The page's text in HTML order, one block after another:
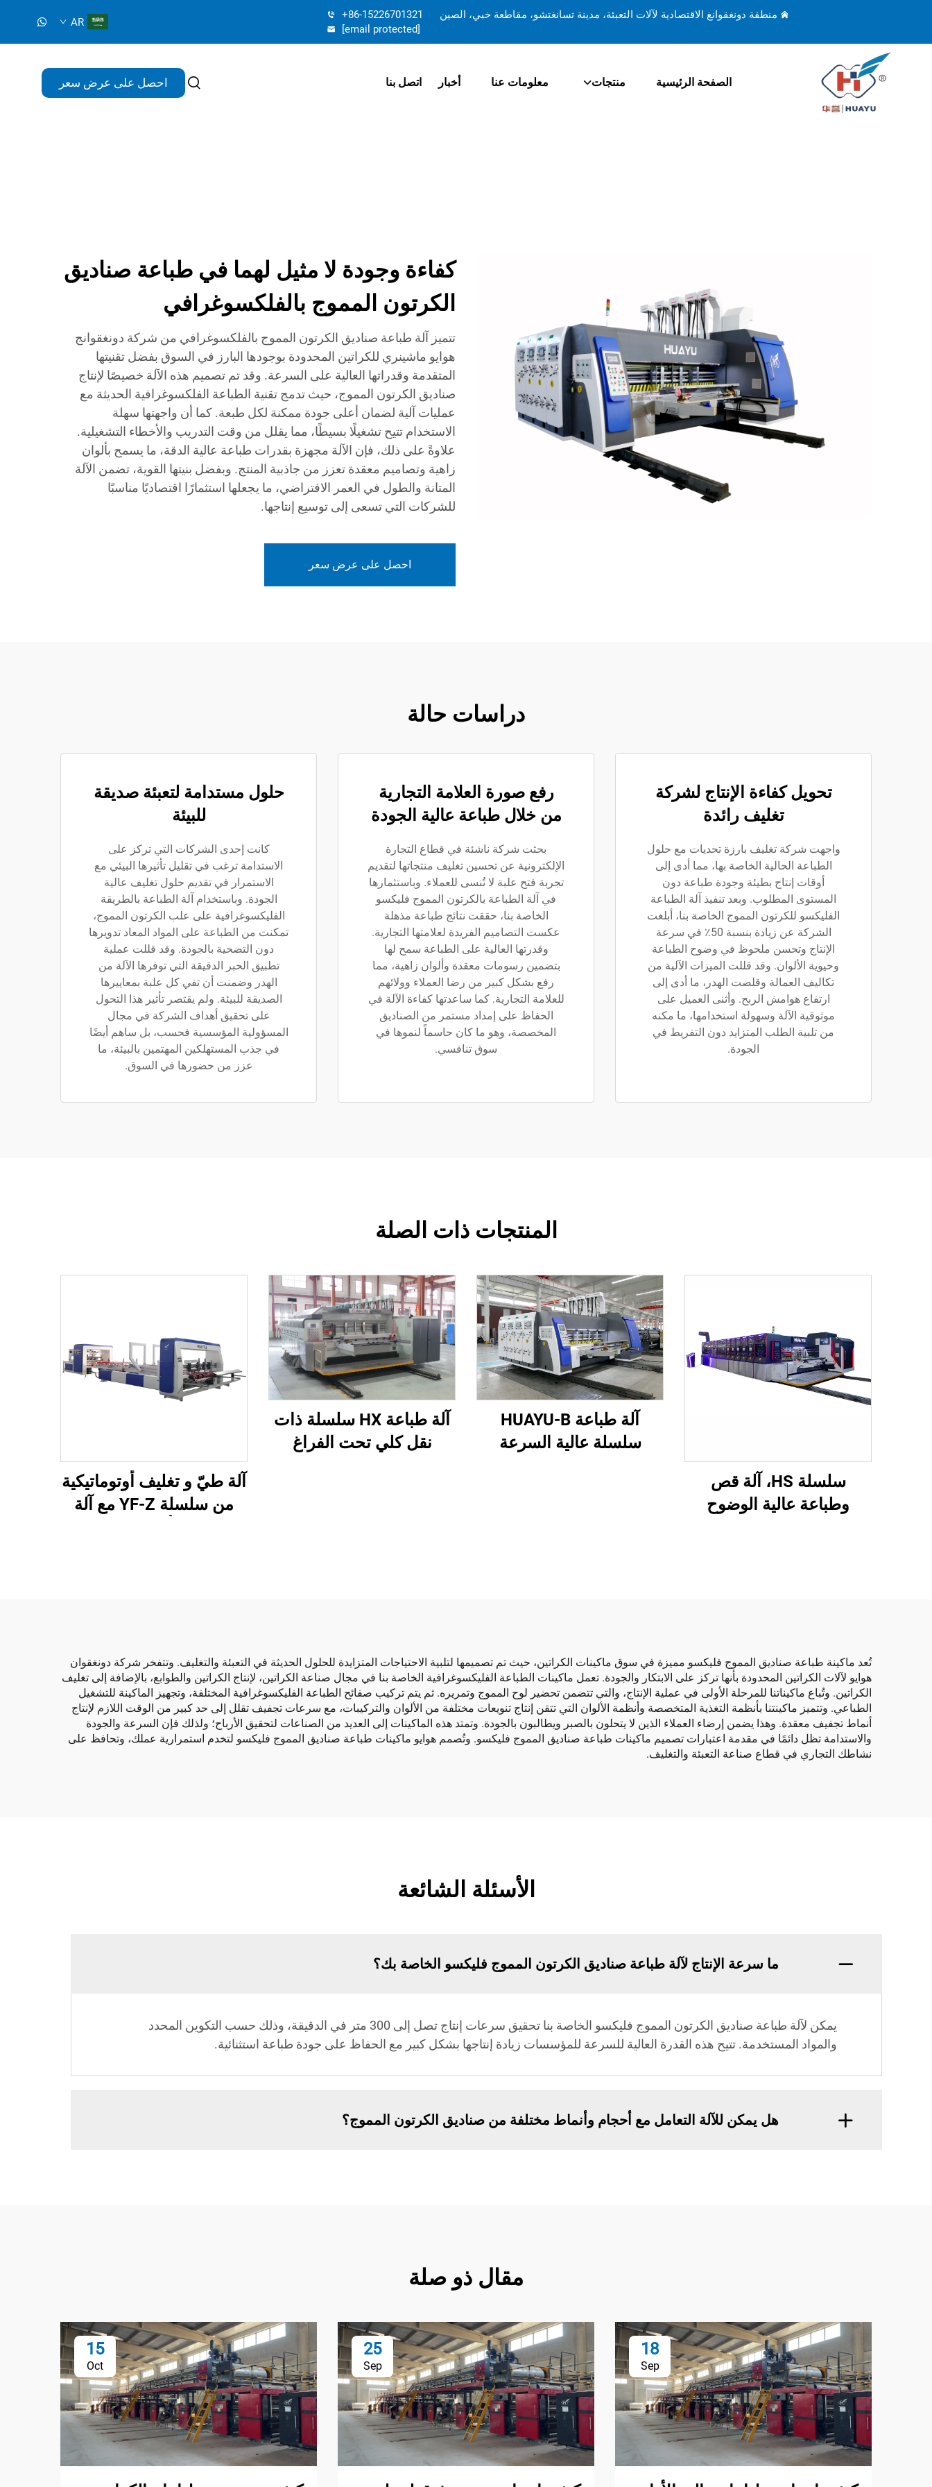
منطقة دونغقوانغ الاقتصادية لآلات التعبئة، مدينة تسانغتشو، مقاطعة خبي، الصين
+86-15226701321
[email protected]
AR
الصفحة الرئيسية منتجات معلومات عنا أخبار اتصل بنا احصل على عرض سعر
كفاءة وجودة لا مثيل لهما في طباعة صناديق
الكرتون المموج بالفلكسوغرافي
تتميز آلة طباعة صناديق الكرتون المموج بالفلكسوغرافي من شركة دونغقوانج
هوايو ماشينري للكراتين المحدودة بوجودها البارز في السوق بفضل تقنيتها
المتقدمة وقدراتها العالية على السرعة. وقد تم تصميم هذه الآلة خصيصًا لإنتاج
صناديق الكرتون المموج، حيث تدمج تقنية الطباعة الفلكسوغرافية الحديثة مع
عمليات آلية لضمان أعلى جودة ممكنة لكل طبعة. كما أن واجهتها سهلة
الاستخدام تتيح تشغيلًا بسيطًا، مما يقلل من وقت التدريب والأخطاء التشغيلية.
علاوةً على ذلك، فإن الآلة مجهزة بقدرات طباعة عالية الدقة، ما يسمح بألوان
زاهية وتصاميم معقدة تعزز من جاذبية المنتج. وبفضل بنيتها القوية، تضمن الآلة
المتانة والطول في العمر الافتراضي، ما يجعلها استثمارًا اقتصاديًا مناسبًا
للشركات التي تسعى إلى توسيع إنتاجها.
احصل على عرض سعر
دراسات حالة
تحويل كفاءة الإنتاج لشركة
تغليف رائدة
واجهت شركة تغليف بارزة تحديات مع حلول
الطباعة الحالية الخاصة بها، مما أدى إلى
أوقات إنتاج بطيئة وجودة طباعة دون
المستوى المطلوب. وبعد تنفيذ آلة الطباعة
الفليكسو للكرتون المموج الخاصة بنا، أبلغت
الشركة عن زيادة بنسبة 50٪ في سرعة
الإنتاج وتحسن ملحوظ في وضوح الطباعة
وحيوية الألوان. وقد قللت الميزات الآلية من
تكاليف العمالة وقلصت الهدر، ما أدى إلى
ارتفاع هوامش الربح. وأثنى العميل على
موثوقية الآلة وسهولة استخدامها، ما مكنه
من تلبية الطلب المتزايد دون التفريط في
الجودة.
رفع صورة العلامة التجارية
من خلال طباعة عالية الجودة
بحثت شركة ناشئة في قطاع التجارة
الإلكترونية عن تحسين تغليف منتجاتها لتقديم
تجربة فتح علبة لا تُنسى للعملاء. وباستثمارها
في آلة الطباعة بالكرتون المموج فليكسو
الخاصة بنا، حققت نتائج طباعة مذهلة
عكست التصاميم الفريدة لعلامتها التجارية.
وقدرتها العالية على الطباعة سمح لها
بتضمين رسومات معقدة وألوان زاهية، مما
رفع بشكل كبير من رضا العملاء وولائهم
للعلامة التجارية. كما ساعدتها كفاءة الآلة في
الحفاظ على إمداد مستمر من الصناديق
المخصصة، وهو ما كان حاسماً لنموها في
سوق تنافسي.
حلول مستدامة لتعبئة صديقة
للبيئة
كانت إحدى الشركات التي تركز على
الاستدامة ترغب في تقليل تأثيرها البيئي مع
الاستمرار في تقديم حلول تغليف عالية
الجودة. وباستخدام آلة الطباعة بالطريقة
الفليكسوغرافية على علب الكرتون المموج،
تمكنت من الطباعة على المواد المعاد تدويرها
دون التضحية بالجودة. وقد قللت عملية
تطبيق الحبر الدقيقة التي توفرها الآلة من
الهدر وضمنت أن تفي كل علبة بمعاييرها
الصديقة للبيئة. ولم يقتصر تأثير هذا التحول
على تحقيق أهداف الشركة في مجال
المسؤولية المؤسسية فحسب، بل ساهم أيضًا
في جذب المستهلكين المهتمين بالبيئة، ما
عزز من حضورها في السوق.
المنتجات ذات الصلة
سلسلة HS، آلة قص
وطباعة عالية الوضوح
آلة طباعة HUAYU-B
سلسلة عالية السرعة
آلة طباعة HX سلسلة ذات
نقل كلي تحت الفراغ
آلة طيّ و تغليف أوتوماتيكية
من سلسلة YF-Z مع آلة
تُعد ماكينة طباعة صناديق المموج فليكسو مميزة في سوق ماكينات الكراتين، حيث تم تصميمها لتلبية الاحتياجات المتزايدة للحلول الحديثة في التعبئة والتغليف. وتتفخر شركة دونغقوان
هوايو لآلات الكراتين المحدودة بأنها تركز على الابتكار والجودة. تعمل ماكينات الطباعة الفليكسوغرافية الخاصة بنا في مجال صناعة الكراتين، لإنتاج الكراتين والطوابع، بالإضافة إلى تغليف
الكراتين. وتُباع ماكيناتنا للمرحلة الأولى في عملية الإنتاج، والتي تتضمن تحضير لوح المموج وتمريره. ثم يتم تركيب صفائح الطباعة الفليكسوغرافية المختلفة، وتجهيز الماكينة للتشغيل
الطباعي. وتتميز ماكينتنا بأنظمة التغذية المتخصصة وأنظمة الألوان التي تتقن إنتاج تنويعات مختلفة من الألوان والتركيبات، مع سرعات تجفيف تقلل إلى حد كبير من الوقت اللازم لإنتاج
أنماط تجفيف معقدة. وهذا يضمن إرضاء العملاء الذين لا يتحلون بالصبر ويطالبون بالجودة. وتمتد هذه الماكينات إلى العديد من الصناعات لتحقيق الأرباح؛ ولذلك فإن السرعة والجودة
والاستدامة تظل دائمًا في مقدمة اعتبارات تصميم ماكينات طباعة صناديق المموج فليكسو. وتُصمم هوايو ماكينات طباعة صناديق المموج فليكسو لتخدم استمرارية عملك، وتحافظ على
نشاطك التجاري في قطاع صناعة التعبئة والتغليف.
الأسئلة الشائعة
ما سرعة الإنتاج لآلة طباعة صناديق الكرتون المموج فليكسو الخاصة بك؟
يمكن لآلة طباعة صناديق الكرتون المموج فليكسو الخاصة بنا تحقيق سرعات إنتاج تصل إلى 300 متر في الدقيقة، وذلك حسب التكوين المحدد
والمواد المستخدمة. تتيح هذه القدرة العالية للسرعة للمؤسسات زيادة إنتاجها بشكل كبير مع الحفاظ على جودة طباعة استثنائية.
هل يمكن للآلة التعامل مع أحجام وأنماط مختلفة من صناديق الكرتون المموج؟
مقال ذو صلة
18
Sep
25
Sep
15
Oct